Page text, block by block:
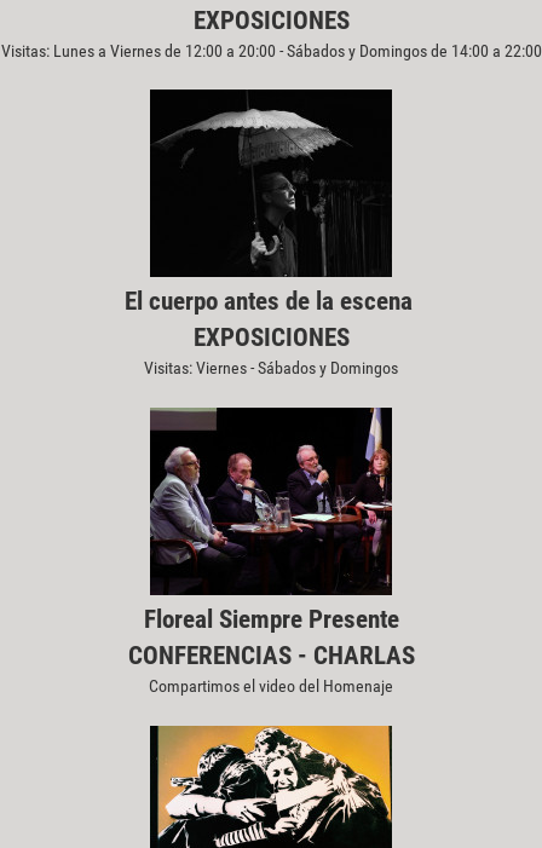
EXPOSICIONES
Visitas: Lunes a Viernes de 12:00 a 20:00 - Sábados y Domingos de 14:00 a 22:00
El cuerpo antes de la escena
EXPOSICIONES
Visitas: Viernes - Sábados y Domingos
Floreal Siempre Presente
CONFERENCIAS - CHARLAS
Compartimos el video del Homenaje